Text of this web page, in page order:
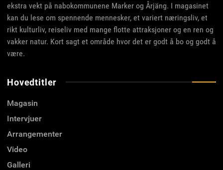
ekstra vekt på nabokommunene Marker og Årjäng. I magasinet
kan du lese om spennende mennesker, et variert næringsliv, et
rikt kulturliv, reiseliv med mange flotte attraksjoner og en ren og
vakker natur. Kort sagt et område hvor det er godt å bo og godt å
være.
Hovedtitler
Magasin
Intervjuer
Arrangementer
Video
Galleri